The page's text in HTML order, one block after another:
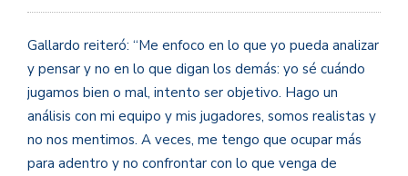
Gallardo reiteró: “Me enfoco en lo que yo pueda analizar
y pensar y no en lo que digan los demás: yo sé cuándo
jugamos bien o mal, intento ser objetivo. Hago un
análisis con mi equipo y mis jugadores, somos realistas y
no nos mentimos. A veces, me tengo que ocupar más
para adentro y no confrontar con lo que venga de